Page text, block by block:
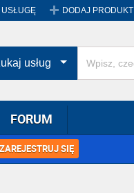
USŁUGĘ DODAJ PRODUKT
SIĘ
FORUM
usług